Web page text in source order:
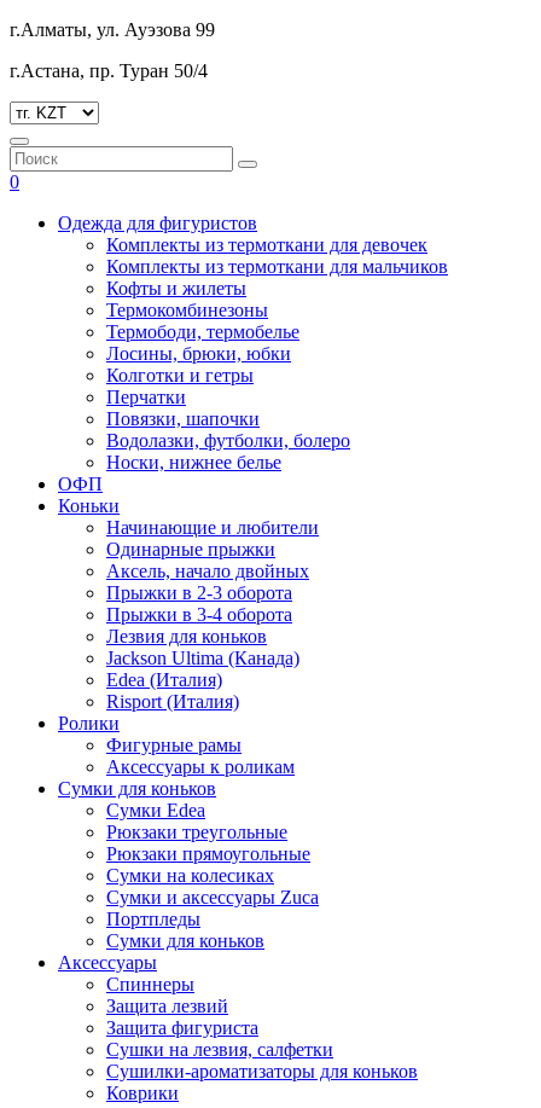
г.Алматы, ул. Ауэзова 99
г.Астана, пр. Туран 50/4
0
Одежда для фигуристов
Комплекты из термоткани для девочек
Комплекты из термоткани для мальчиков
Кофты и жилеты
Термокомбинезоны
Термободи, термобелье
Лосины, брюки, юбки
Колготки и гетры
Перчатки
Повязки, шапочки
Водолазки, футболки, болеро
Носки, нижнее белье
ОФП
Коньки
Начинающие и любители
Одинарные прыжки
Аксель, начало двойных
Прыжки в 2-3 оборота
Прыжки в 3-4 оборота
Лезвия для коньков
Jackson Ultima (Канада)
Edea (Италия)
Risport (Италия)
Ролики
Фигурные рамы
Аксессуары к роликам
Сумки для коньков
Сумки Edea
Рюкзаки треугольные
Рюкзаки прямоугольные
Сумки на колесиках
Сумки и аксессуары Zuca
Портпледы
Сумки для коньков
Аксессуары
Спиннеры
Защита лезвий
Защита фигуриста
Сушки на лезвия, салфетки
Сушилки-ароматизаторы для коньков
Коврики